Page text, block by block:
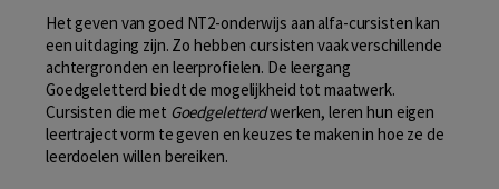
Het geven van goed NT2-onderwijs aan alfa-cursisten kan
een uitdaging zijn. Zo hebben cursisten vaak verschillende
achtergronden en leerprofielen. De leergang
Goedgeletterd biedt de mogelijkheid tot maatwerk.
Cursisten die met Goedgeletterdwerken, leren hun eigen
leertraject vorm te geven en keuzes te maken in hoe ze de
leerdoelen willen bereiken.